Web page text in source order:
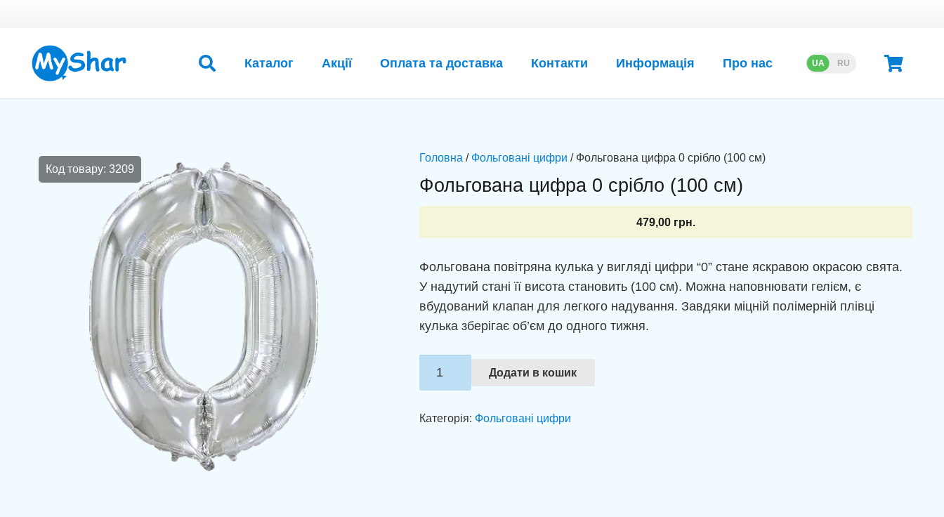
Каталог Акції Оплата та доставка Контакти Информація Про нас UA RU
Код товару: 3209
Головна / Фольговані цифри / Фольгована цифра 0 срібло (100 см)
Фольгована цифра 0 срібло (100 см)
479,00 грн.
Фольгована повітряна кулька у вигляді цифри “0” стане яскравою окрасою свята.
У надутий стані її висота становить (100 см). Можна наповнювати гелієм, є
вбудований клапан для легкого надування. Завдяки міцній полімерній плівці
кулька зберігає об’єм до одного тижня.
срібло
Додати в кошик
Категорія: Фольговані цифри